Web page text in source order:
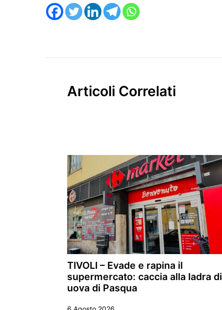
Articoli Correlati
TIVOLI – Evade e rapina il
supermercato: caccia alla ladra di
uova di Pasqua